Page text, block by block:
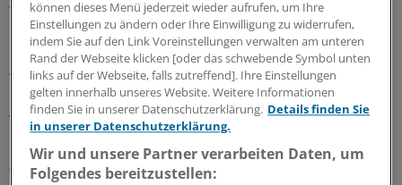
Wie man Hypochondern in der Praxis am besten
begegnet
Hypochonder sind für jede Praxis eine Herausforderung.
Wie man sie kommunikativ auffängt und wie man die
Balance zwischen guter Versorgung und Vermeidung
von Überdiagnostik wahrt, erklärt KolleginYael Adlerim
Interview.
09.08.2026
können dieses Menü jederzeit wieder aufrufen, um Ihre
Einstellungen zu ändern oder Ihre Einwilligung zu widerrufen,
indem Sie auf den Link Voreinstellungen verwalten am unteren
Rand der Webseite klicken [oder das schwebende Symbol unten
links auf der Webseite, falls zutreffend]. Ihre Einstellungen
gelten innerhalb unseres Website. Weitere Informationen
finden Sie in unserer Datenschutzerklärung. Details finden Sie
in unserer Datenschutzerklärung.
Wir und unsere Partner verarbeiten Daten, um
Folgendes bereitzustellen: